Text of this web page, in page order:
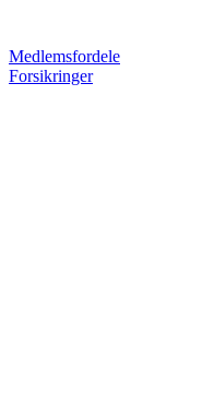
Medlemsfordele
Forsikringer